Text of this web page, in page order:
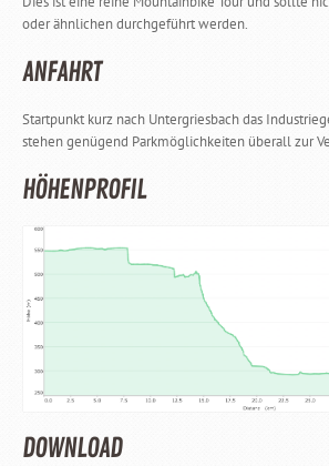
oder ähnlichen durchgeführt werden.
ANFAHRT
Startpunkt kurz nach Untergriesbach das
stehen genügend Parkmöglichkeiten überall zur
HÖHENPROFIL
DOWNLOAD